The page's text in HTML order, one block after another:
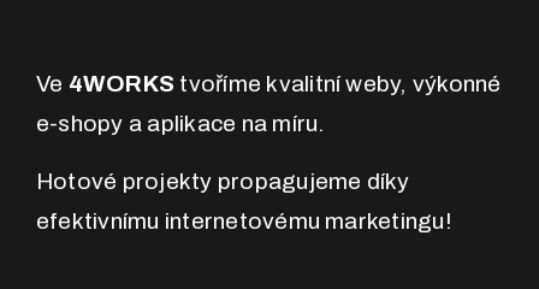
Ve 4WORKS tvoříme kvalitní weby, výkonné
e-shopy a aplikace na míru.
Hotové projekty propagujeme díky
efektivnímu internetovému marketingu!